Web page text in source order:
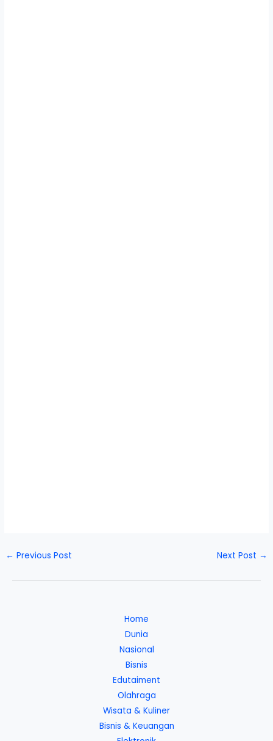
← Previous Post Next Post →
Home
Dunia
Nasional
Bisnis
Edutaiment
Olahraga
Wisata & Kuliner
Bisnis & Keuangan